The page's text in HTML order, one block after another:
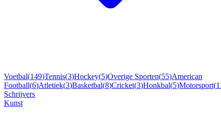
Voetbal(149)Tennis(3)Hockey(5)Overige Sporten(55)American
Football(6)Atletiek(3)Basketbal(8)Cricket(3)Honkbal(5)Motorsport(
Schrijvers
Kunst